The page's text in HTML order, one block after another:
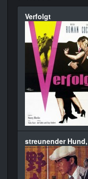
Verfolgt
streunender